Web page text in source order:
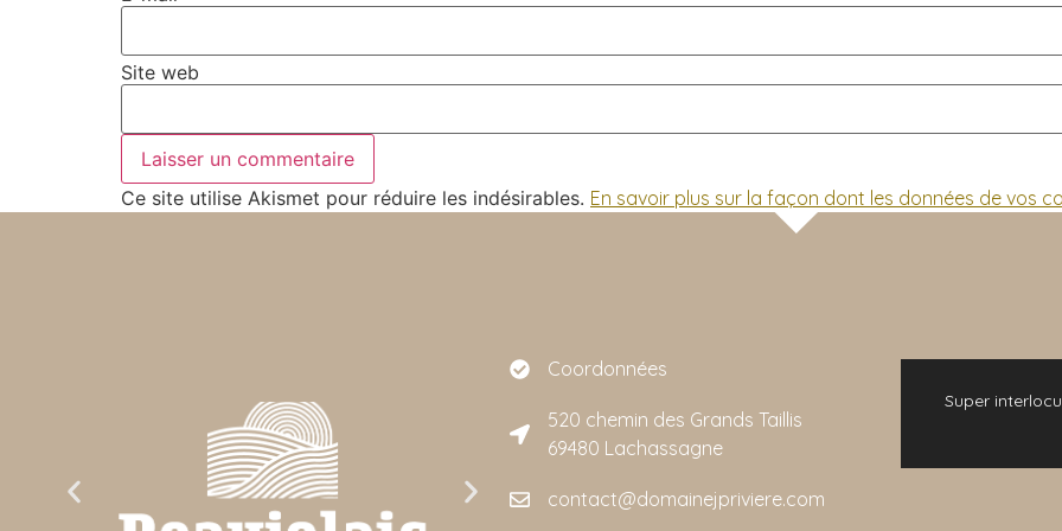
Site web
Ce site utilise Akismet pour réduire les indésirables. En savoir plus sur la façon dont les données de vos
Coordonnées
520 chemin des Grands Taillis
69480 Lachassagne
contact@domainejpriviere.com
est remarquable et son rapport qualité/prix est
imbattable.
Super